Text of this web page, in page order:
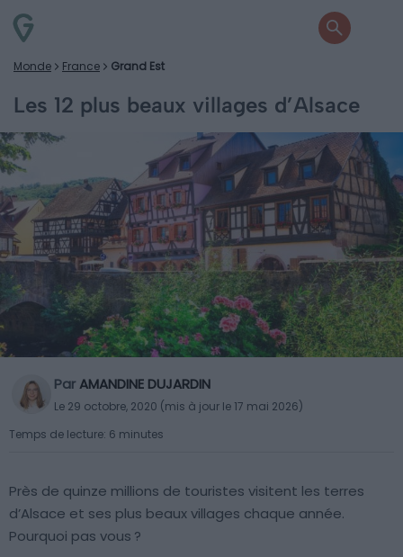
Monde France Grand Est
Les 12 plus beaux villages d’Alsace
ParAMANDINE DUJARDIN
Le 29 octobre, 2020 (mis à jour le 17 mai 2026)
Temps de lecture: 6 minutes
Près de quinze millions de touristes visitent les terres
d’Alsace et ses plus beaux villages chaque année.
Pourquoi pas vous ?